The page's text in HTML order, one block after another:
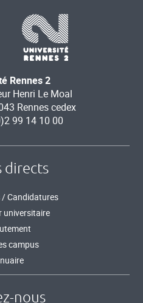
Rennes 2
Henri Le Moal
Rennes cedex
99 14 10 00
directs
Candidatures
universitaire
campus
nous